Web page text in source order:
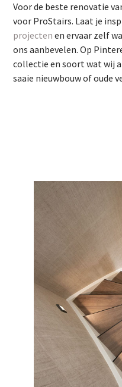
Voor de beste renovatie
voor ProStairs. Laat je
projecten en ervaar zelf
ons aanbevelen. Op
collectie en soort wat wij
saaie nieuwbouw of oude
beslissing te nemen?
stylist. Hij komt graag bij
te geven.
Voor de beste renovatie
voor ProStairs. Laat je